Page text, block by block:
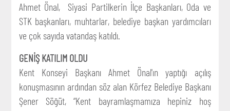
Ahmet Önal, Siyasi Partilkerin İlçe Başkanları, Oda ve
STK başkanları, muhtarlar, belediye başkan yardımcıları
ve çok sayıda vatandaş katıldı.
GENİŞ KATILIM OLDU
Kent Konseyi Başkanı Ahmet Önal'ın yaptığı açılış
konuşmasının ardından söz alan Körfez Belediye Başkanı
Şener Söğüt, “Kent bayramlaşmamıza hepiniz hoş